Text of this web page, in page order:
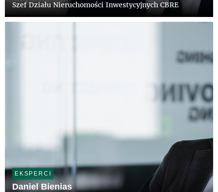
Szef Działu Nieruchomości Inwestycyjnych CBRE
EKSPERCI
Daniel Bienias